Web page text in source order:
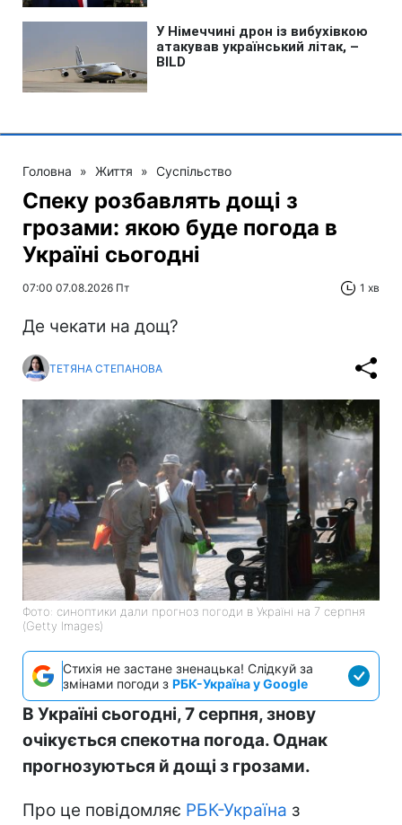
Головна » Життя » Суспільство
Спеку розбавлять дощі з
грозами: якою буде погода в
Україні сьогодні
07:00 07.08.2026 Пт 1 хв
Де чекати на дощ?
ТЕТЯНА СТЕПАНОВА
Фото: синоптики дали прогноз погоди в Україні на 7 серпня
(Getty Images)
Стихія не застане зненацька! Слідкуй за
змінами погоди з РБК-Україна у Google
В Україні сьогодні, 7 серпня, знову
очікується спекотна погода. Однак
прогнозуються й дощі з грозами.
Про це повідомляє РБК-Україна з